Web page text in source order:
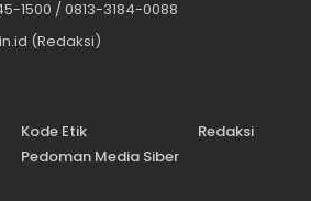
1500 / 0813-3184-0088
(Redaksi)
Kode Etik
Redaksi
Pedoman Media Siber